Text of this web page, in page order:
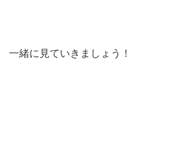
一緒に見ていきましょう！